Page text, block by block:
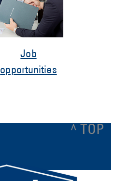
Job
opportunities
^ TOP